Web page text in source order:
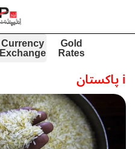
Gold
Rates
Currency
Exchange
iپاکستان